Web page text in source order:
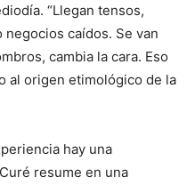
“Llegan tensos,
caídos. Se van
cambia la cara. Eso
al origen etimológico de la
hay una
resume en una